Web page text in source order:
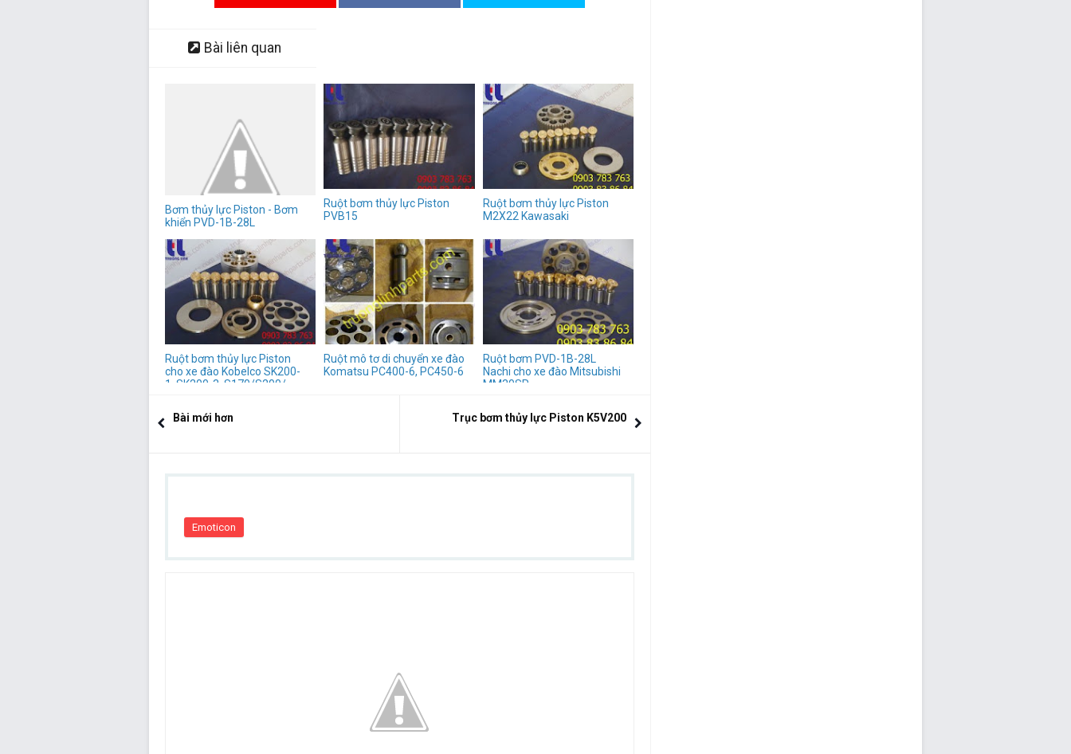
Bài liên quan
Bơm thủy lực Piston - Bơm
khiển PVD-1B-28L
Ruột bơm thủy lực Piston
PVB15
Ruột bơm thủy lực Piston
M2X22 Kawasaki
Ruột bơm thủy lực Piston
cho xe đào Kobelco SK200-
1, SK200-3, S170/S200/
Ruột mô tơ di chuyển xe đào
Komatsu PC400-6, PC450-6
Ruột bơm PVD-1B-28L
Nachi cho xe đào Mitsubishi
MM30SR
Bài mới hơn Trục bơm thủy lực Piston K5V200
Emoticon